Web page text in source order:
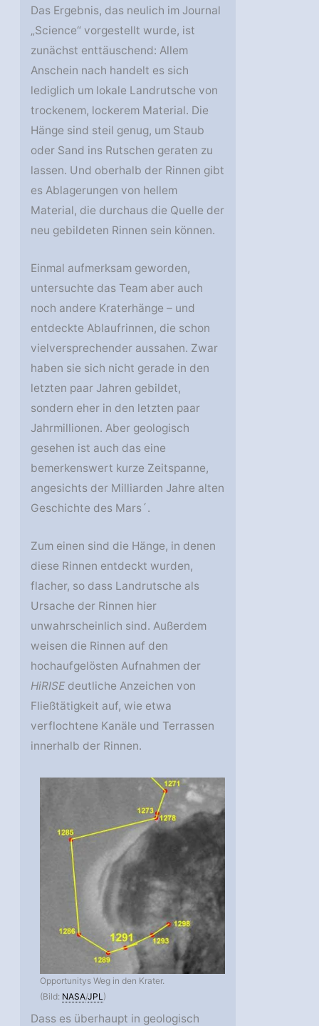
Das Ergebnis, das neulich im Journal
„Science“ vorgestellt wurde, ist
zunächst enttäuschend: Allem
Anschein nach handelt es sich
lediglich um lokale Landrutsche von
trockenem, lockerem Material. Die
Hänge sind steil genug, um Staub
oder Sand ins Rutschen geraten zu
lassen. Und oberhalb der Rinnen gibt
es Ablagerungen von hellem
Material, die durchaus die Quelle der
neu gebildeten Rinnen sein können.
Einmal aufmerksam geworden,
untersuchte das Team aber auch
noch andere Kraterhänge – und
entdeckte Ablaufrinnen, die schon
vielversprechender aussahen. Zwar
haben sie sich nicht gerade in den
letzten paar Jahren gebildet,
sondern eher in den letzten paar
Jahrmillionen. Aber geologisch
gesehen ist auch das eine
bemerkenswert kurze Zeitspanne,
angesichts der Milliarden Jahre alten
Geschichte des Mars´.
Zum einen sind die Hänge, in denen
diese Rinnen entdeckt wurden,
flacher, so dass Landrutsche als
Ursache der Rinnen hier
unwahrscheinlich sind. Außerdem
weisen die Rinnen auf den
hochaufgelösten Aufnahmen der
HiRISE deutliche Anzeichen von
Fließtätigkeit auf, wie etwa
verflochtene Kanäle und Terrassen
innerhalb der Rinnen.
Opportunitys Weg in den Krater.
(Bild: NASA/JPL)
Dass es überhaupt in geologisch